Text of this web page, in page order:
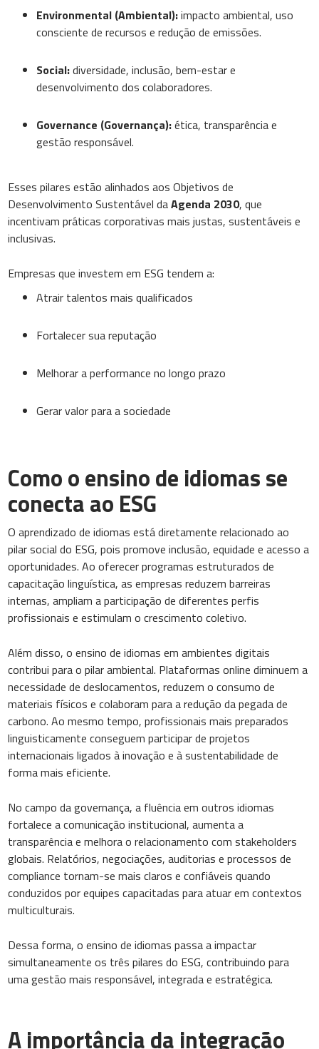
Environmental (Ambiental):impacto ambiental, uso
consciente de recursos e redução de emissões.
Social:diversidade, inclusão, bem-estar e
desenvolvimento dos colaboradores.
Governance (Governança):ética, transparência e
gestão responsável.
Esses pilares estão alinhados aos Objetivos de
Desenvolvimento Sustentável daAgenda 2030, que
incentivam práticas corporativas mais justas, sustentáveis e
inclusivas.
Empresas que investem em ESG tendem a:
Atrair talentos mais qualificados
Fortalecer sua reputação
Melhorar a performance no longo prazo
Gerar valor para a sociedade
Como o ensino de idiomas se
conecta ao ESG
O aprendizado de idiomas está diretamente relacionado ao
pilar social do ESG, pois promove inclusão, equidade e acesso a
oportunidades. Ao oferecer programas estruturados de
capacitação linguística, as empresas reduzem barreiras
internas, ampliam a participação de diferentes perfis
profissionais e estimulam o crescimento coletivo.
Além disso, o ensino de idiomas em ambientes digitais
contribui para o pilar ambiental. Plataformas online diminuem a
necessidade de deslocamentos, reduzem o consumo de
materiais físicos e colaboram para a redução da pegada de
carbono. Ao mesmo tempo, profissionais mais preparados
linguisticamente conseguem participar de projetos
internacionais ligados à inovação e à sustentabilidade de
forma mais eficiente.
No campo da governança, a fluência em outros idiomas
fortalece a comunicação institucional, aumenta a
transparência e melhora o relacionamento com stakeholders
globais. Relatórios, negociações, auditorias e processos de
compliance tornam-se mais claros e confiáveis quando
conduzidos por equipes capacitadas para atuar em contextos
multiculturais.
Dessa forma, o ensino de idiomas passa a impactar
simultaneamente os três pilares do ESG, contribuindo para
uma gestão mais responsável, integrada e estratégica.
A importância da integração